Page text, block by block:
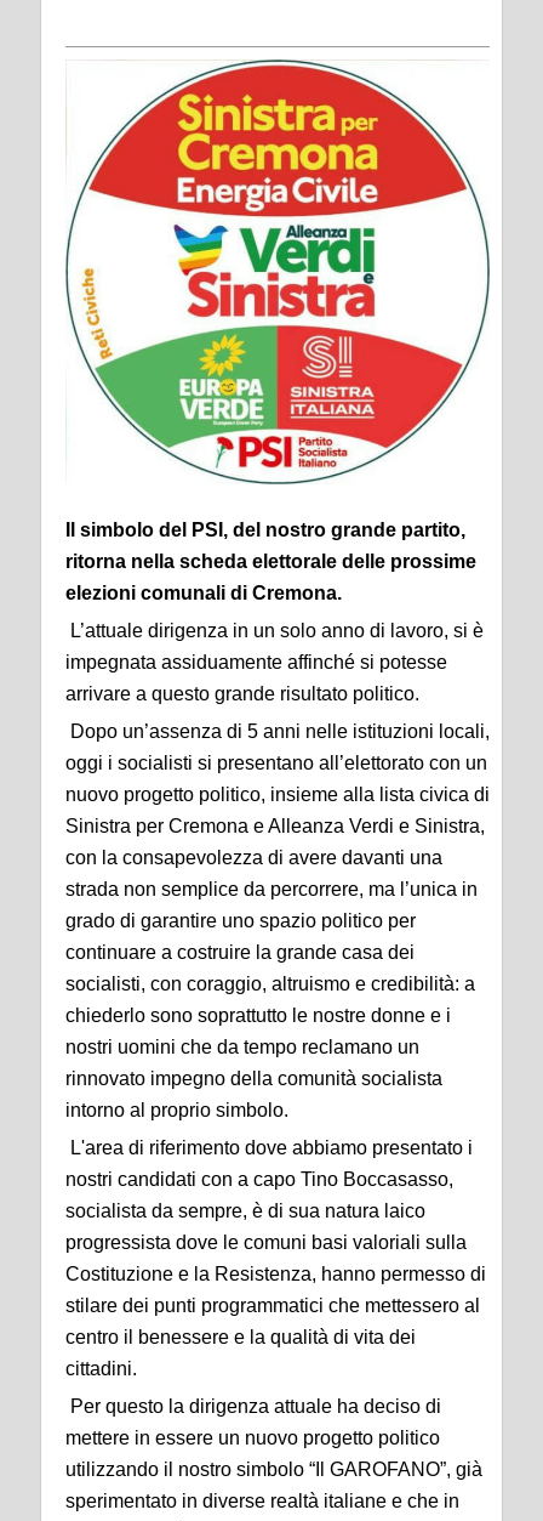
Il simbolo del PSI, del nostro grande partito,
ritorna nella scheda elettorale delle prossime
elezioni comunali di Cremona.
L’attuale dirigenza in un solo anno di lavoro, si è
impegnata assiduamente affinché si potesse
arrivare a questo grande risultato politico.
Dopo un’assenza di 5 anni nelle istituzioni locali,
oggi i socialisti si presentano all’elettorato con un
nuovo progetto politico, insieme alla lista civica di
Sinistra per Cremona e Alleanza Verdi e Sinistra,
con la consapevolezza di avere davanti una
strada non semplice da percorrere, ma l’unica in
grado di garantire uno spazio politico per
continuare a costruire la grande casa dei
socialisti, con coraggio, altruismo e credibilità: a
chiederlo sono soprattutto le nostre donne e i
nostri uomini che da tempo reclamano un
rinnovato impegno della comunità socialista
intorno al proprio simbolo.
L'area di riferimento dove abbiamo presentato i
nostri candidati con a capo Tino Boccasasso,
socialista da sempre, è di sua natura laico
progressista dove le comuni basi valoriali sulla
Costituzione e la Resistenza, hanno permesso di
stilare dei punti programmatici che mettessero al
centro il benessere e la qualità di vita dei
cittadini.
Per questo la dirigenza attuale ha deciso di
mettere in essere un nuovo progetto politico
utilizzando il nostro simbolo “Il GAROFANO”, già
sperimentato in diverse realtà italiane e che in